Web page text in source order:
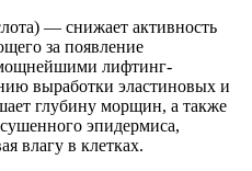
— снижает активность
за появление
лифтинг-
выработки эластиновых и
глубину морщин, а также
эпидермиса,
влагу в клетках.